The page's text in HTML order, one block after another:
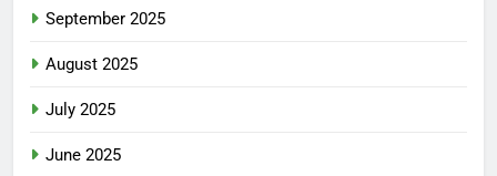
September 2025
August 2025
July 2025
June 2025